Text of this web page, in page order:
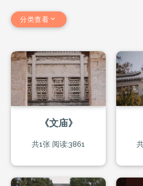
分类查看
《文庙》
共1张 阅读:3861